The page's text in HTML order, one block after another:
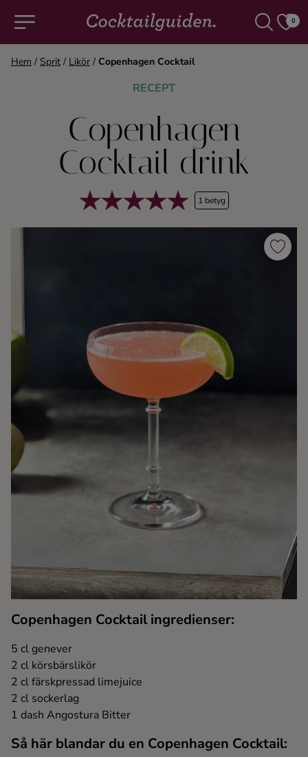
0
Alla cocktails & drinkar
Alkoholfritt
Champagne
Likör
Rom
Shots
Whisky
Hem / Sprit / Likör / Copenhagen Cocktail
RECEPT
Copenhagen
Cocktail drink
1 betyg
Copenhagen Cocktail ingredienser:
5 cl genever
2 cl körsbärslikör
2 cl färskpressad limejuice
2 cl sockerlag
1 dash Angostura Bitter
Så här blandar du en Copenhagen Cocktail: